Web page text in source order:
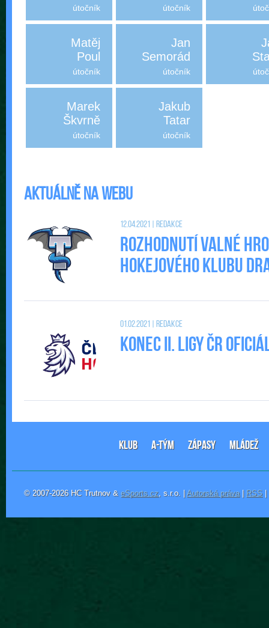
útočník útočník
Matěj
Poul
útočník
Jan
Semorád
útočník
Marek
Škvrně
útočník
Jakub
Tatar
útočník
Aktuálně na webu
12.04.2021 | Redakce
Rozhodnutí valné
Hokejového klubu
01.02.2021 | Redakce
Konec II. Ligy ČR
KLUB A-TÝM ZÁPASY MLÁDEŽ
© 2007-2026 HC Trutnov & eSports.cz, s.r.o. |Autorská práva| RSS |